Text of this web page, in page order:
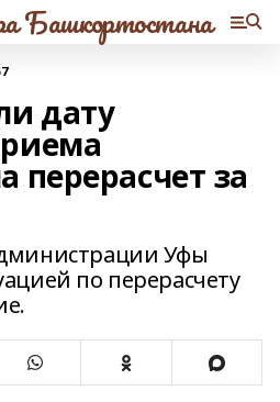
Башкортостана
дату
перерасчет за
Уфы
по перерасчету